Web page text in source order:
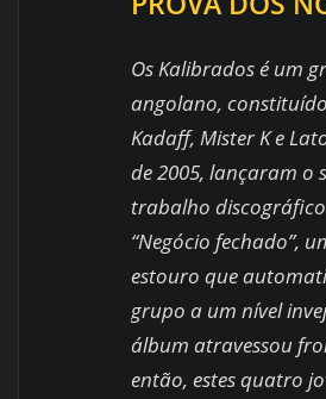
Os Kalibrados é um
angolano,
Kadaff, Mister K e
de 2005, lançaram o
trabalho
“Negócio fechado”,
estouro que
grupo a um nível
álbum atravessou
então, estes quatro